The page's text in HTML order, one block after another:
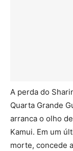
A perda do
Quarta Grande
arranca o olho
Kamui. Em um
morte, concede